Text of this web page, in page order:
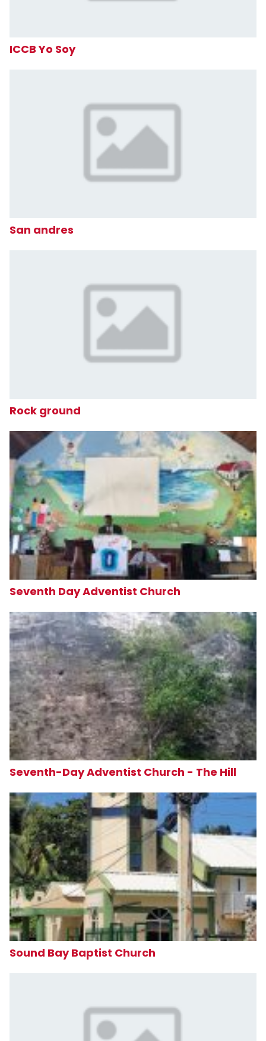
ICCB Yo Soy
San andres
Rock ground
Seventh Day Adventist Church
Seventh-Day Adventist Church - The Hill
Sound Bay Baptist Church